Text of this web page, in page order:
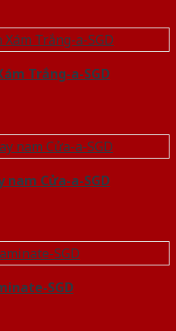
Trắng-a-SGD
nam Cửa-a-SGD
SGD